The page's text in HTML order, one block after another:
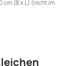
(B x L) (nicht im